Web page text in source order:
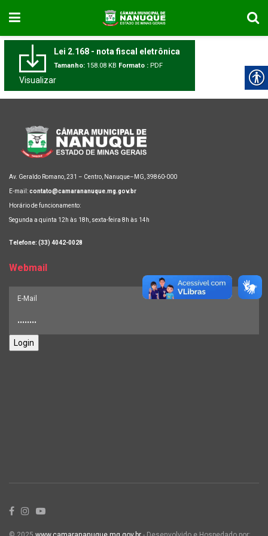
Lei 2.168 - nota fiscal eletrônica
Tamanho: 158.08 KB Formato : PDF
Visualizar
Av. Geraldo Romano, 231 – Centro, Nanuque–MG, 39860-000
E-mail:contato@camarananuque.mg.gov.br
Horário de funcionamento:
Segunda a quinta 12h às 18h, sexta-feira 8h às 14h
Telefone: (33) 4042-0028
Webmail
Login